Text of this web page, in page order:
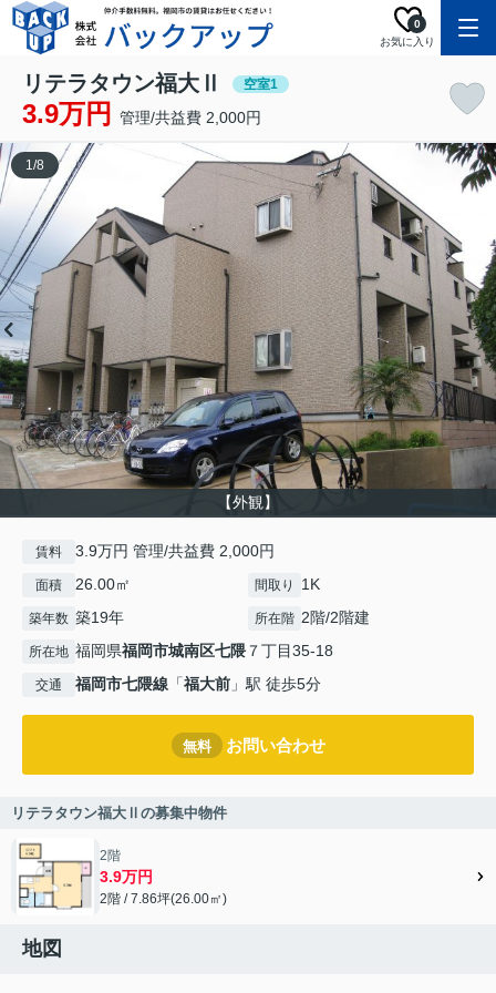
お気に入り
0
リテラタウン福大Ⅱ 空室1
3.9万円 管理/共益費 2,000円
【外観】
1/8
賃料 3.9万円 管理/共益費 2,000円
面積 26.00㎡ 間取り 1K
築年数 築19年 所在階 2階/2階建
所在地 福岡県福岡市城南区七隈 ７丁目35-18
交通 福岡市七隈線 「福大前 」駅 徒歩5分
無料 お問い合わせ
リテラタウン福大Ⅱの募集中物件
2階
3.9万円
2階 / 7.86坪(26.00㎡)
地図